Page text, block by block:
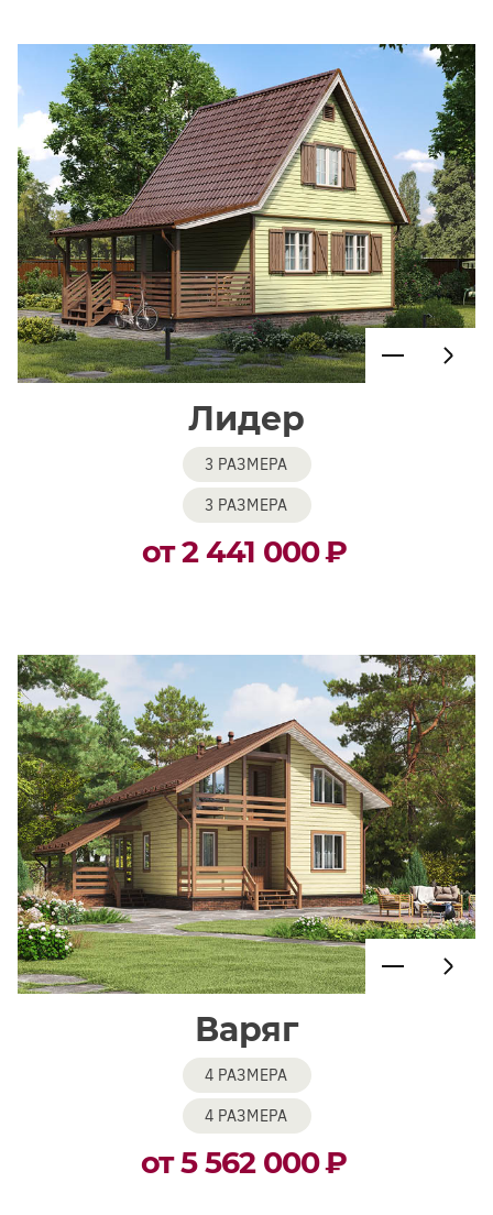
Лидер
3 РАЗМЕРА
3 РАЗМЕРА
от 2 441 000₽
Варяг
4 РАЗМЕРА
4 РАЗМЕРА
от 5 562 000₽